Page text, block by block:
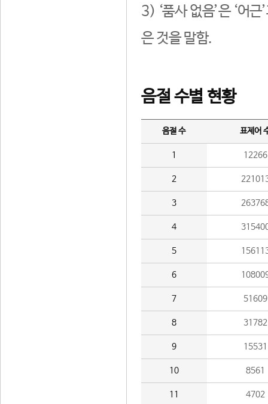
3) ‘품사 없음’은 ‘어
은 것을 말함.
음절 수별 현황
음절 수 표제어
1 12266
2
3
4
5
6
7 51609
8 31782
9 15531
10 8561
11 4702